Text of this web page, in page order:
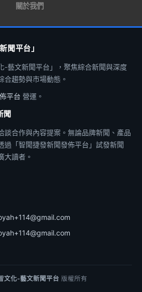
關於我們
聞平台」
-藝文新聞平台」，聚焦綜合新聞與深度
合趨勢與市場動態。
平台 營運。
聞
談合作與內容提案。無論品牌新聞、產品
過「智聞捷發新聞發佈平台」試發新聞
大讀者。
文化-藝文新聞平台 版權所有